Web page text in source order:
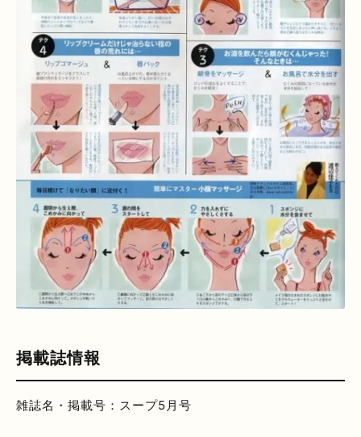
掲載誌情報
雑誌名・掲載号：スープ5月号